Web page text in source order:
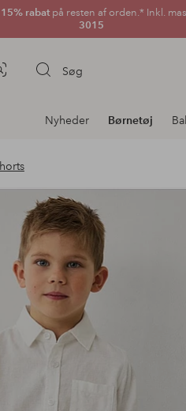
rabatpå resten af orden.* Inkl.
3015
Søg
Nyheder Børnetøj